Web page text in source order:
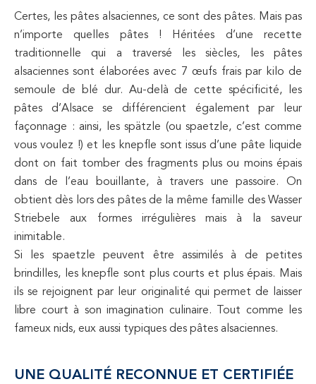
Certes, les pâtes alsaciennes, ce sont des pâtes. Mais pas
n’importe quelles pâtes ! Héritées d’une recette
traditionnelle qui a traversé les siècles, les pâtes
alsaciennes sont élaborées avec 7 œufs frais par kilo de
semoule de blé dur. Au-delà de cette spécificité, les
pâtes d’Alsace se différencient également par leur
façonnage : ainsi, les spätzle (ou spaetzle, c’est comme
vous voulez !) et les knepfle sont issus d’une pâte liquide
dont on fait tomber des fragments plus ou moins épais
dans de l’eau bouillante, à travers une passoire. On
obtient dès lors des pâtes de la même famille des Wasser
Striebele aux formes irrégulières mais à la saveur
inimitable.
Si les spaetzle peuvent être assimilés à de petites
brindilles, les knepfle sont plus courts et plus épais. Mais
ils se rejoignent par leur originalité qui permet de laisser
libre court à son imagination culinaire. Tout comme les
fameux nids, eux aussi typiques des pâtes alsaciennes.
UNE QUALITÉ RECONNUE ET CERTIFIÉE